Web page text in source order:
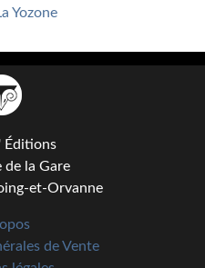
Yozone
Éditions
de la Gare
et-Orvanne
de Vente